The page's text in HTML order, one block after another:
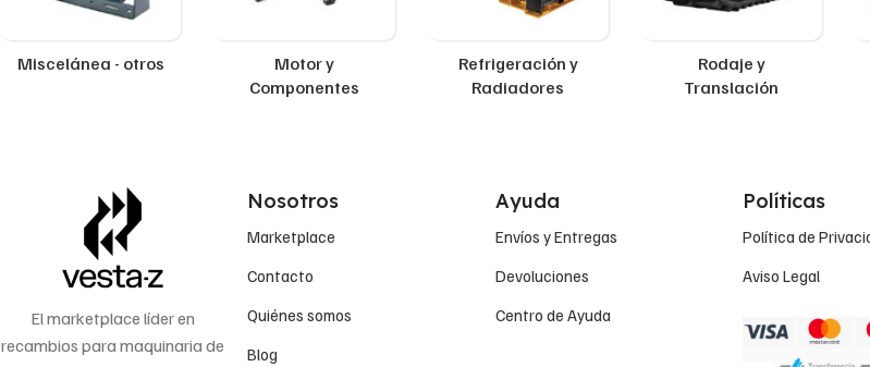
Miscelánea - otros
Motor y
Componentes
Refrigeración y
Radiadores
Rodaje y
Translación
El marketplace líder en
recambios para maquinaria de
Nosotros
Marketplace
Contacto
Quiénes somos
Blog
Ayuda
Envíos y Entregas
Devoluciones
Centro de Ayuda
Políticas
Política de
Aviso Legal